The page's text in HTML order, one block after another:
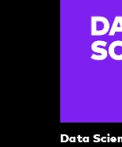
Data